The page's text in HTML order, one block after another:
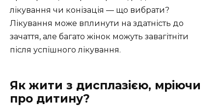
лікування чи конізація — що вибрати?
Лікування може вплинути на здатність до
зачаття, але багато жінок можуть завагітніти
після успішного лікування.
Як жити з дисплазією, мріючи
про дитину?